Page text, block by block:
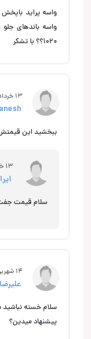
۱۰۲۰؟؟ با تشکر
13 خرداد 1400
ببخشید این
13 خرداد 1400
سلام قیمت
14 شهریور 1400
علیرضا
پیشنهاد میدین؟